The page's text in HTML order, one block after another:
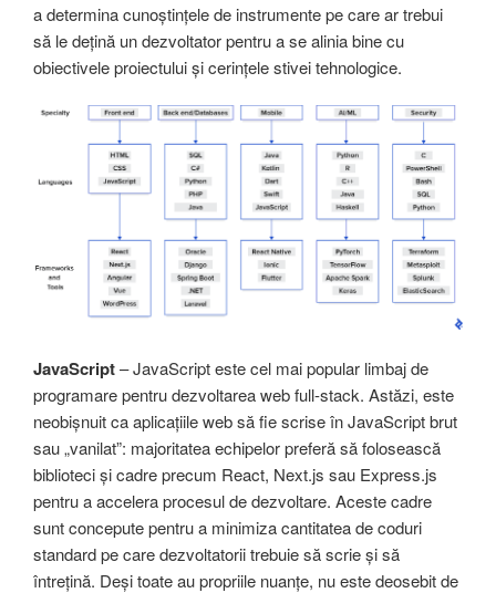
a determina cunoștințele de instrumente pe care ar trebui
să le dețină un dezvoltator pentru a se alinia bine cu
obiectivele proiectului și cerințele stivei tehnologice.
JavaScript– JavaScript este cel mai popular limbaj de
programare pentru dezvoltarea web full-stack. Astăzi, este
neobișnuit ca aplicațiile web să fie scrise în JavaScript brut
sau „vanilat”: majoritatea echipelor preferă să folosească
biblioteci și cadre precum React, Next.js sau Express.js
pentru a accelera procesul de dezvoltare. Aceste cadre
sunt concepute pentru a minimiza cantitatea de coduri
standard pe care dezvoltatorii trebuie să scrie și să
întrețină. Deși toate au propriile nuanțe, nu este deosebit de